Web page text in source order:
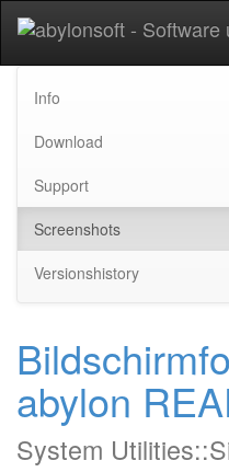
Info
Download
Support
Screenshots
Versionshistory
abylon
System